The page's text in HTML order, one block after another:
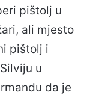
pištolj u
ali mjesto
pištolj i
u
da je